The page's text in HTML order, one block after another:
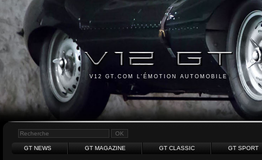
V12 GT.COM L'ÉMOTION AUTOMOBILE
GT NEWS GT MAGAZINE GT CLASSIC GT SPORT